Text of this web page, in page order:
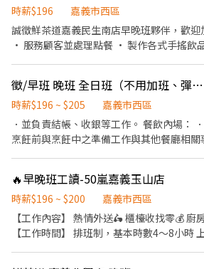
時薪$196
嘉義市西區
誠徵鮮茶道嘉義民生南店早晚班夥伴，歡迎加入我們
• 服務顧客並處理點餐 • 製作各式手搖飲
歷。
徵/早班 晚班 全日班（不用加班、彈性排班）
時薪$196 ~ $205
嘉義市西區
．並負責結帳、收銀等工作。 餐飲內場：
烹飪前與烹飪中之準備工作與其他餐廳相
打包外帶服務。
🔥早晚班工讀-50嵐嘉義玉山店
時薪$196 ~ $200
嘉義市西區
【工作內容】 熱情外送🛵 櫃檯收找零💰 廚
【工作時間】 排班制，基本時數4～8小時